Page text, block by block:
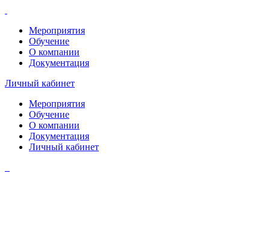
Мероприятия
Обучение
О компании
Документация
Личный кабинет
Мероприятия
Обучение
О компании
Документация
Личный кабинет